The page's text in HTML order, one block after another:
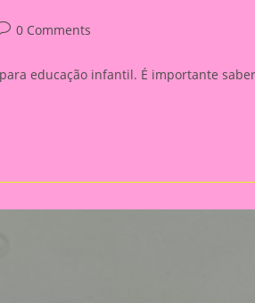
0 Comments
educação infantil. É importante saber